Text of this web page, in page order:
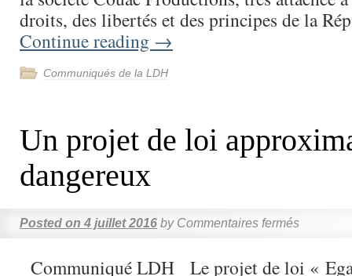
droits, des libertés et des principes de la
Continue reading →
Communiqués de la LDH
Un projet de loi
dangereux
Posted on 4 juillet 2016 by Commentaires fermés
Communiqué LDH Le projet de loi «